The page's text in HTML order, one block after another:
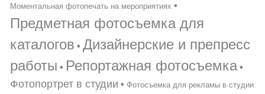
Моментальная фотопечать на мероприятиях •
Предметная фотосъемка для
каталогов • Дизайнерские и препресс
работы • Репортажная фотосъемка•
Фотопортрет в студии • Фотосъемка для рекламы в студии